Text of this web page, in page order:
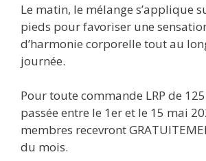
Le matin, le mélange s’applique
pieds pour favoriser une
d’harmonie corporelle tout au
journée.
Pour toute commande LRP de
passée entre le 1er et le 15 mai
membres recevront
du mois.